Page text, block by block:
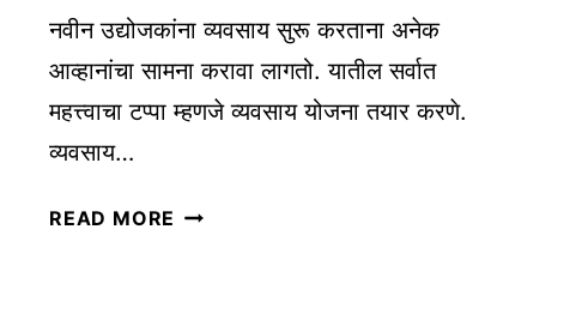
र
द
ण
नवीन उद्योजकांना व्यवसाय सुरू करताना अनेक
आव्हानांचा सामना करावा लागतो. यातील सर्वात
महत्त्वाचा टप्पा म्हणजे व्यवसाय योजना तयार करणे.
व्यवसाय…
READ MORE न